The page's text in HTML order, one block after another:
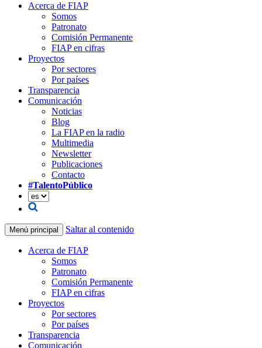
Acerca de FIAP
Somos
Patronato
Comisión Permanente
FIAP en cifras
Proyectos
Por sectores
Por países
Transparencia
Comunicación
Noticias
Blog
La FIAP en la radio
Multimedia
Newsletter
Publicaciones
Contacto
#TalentoPúblico
Menú principal Saltar al contenido
Acerca de FIAP
Somos
Patronato
Comisión Permanente
FIAP en cifras
Proyectos
Por sectores
Por países
Transparencia
Comunicación